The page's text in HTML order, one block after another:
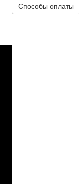
Способы оплаты